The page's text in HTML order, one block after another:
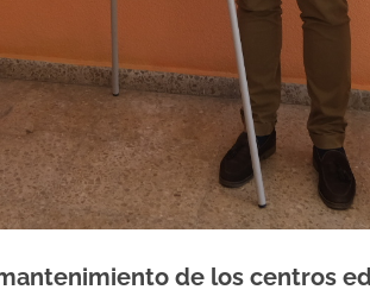
de los centros